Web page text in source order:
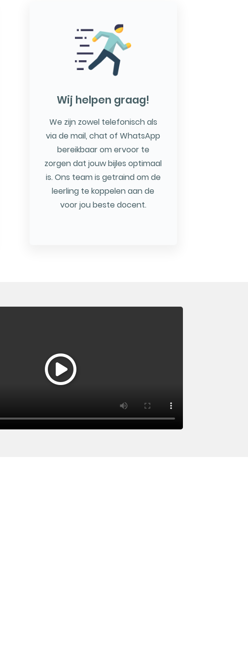
Wij helpen graag!
We zijn zowel telefonisch als
via de mail, chat of WhatsApp
bereikbaar om ervoor te
zorgen dat jouw bijles optimaal
is. Ons team is getraind om de
leerling te koppelen aan de
voor jou beste docent.